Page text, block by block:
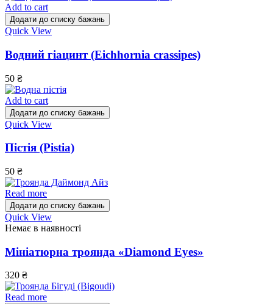
Add to cart
Додати до списку бажань
Quick View
Водний гіацинт (Eichhornia crassipes)
50 ₴
Add to cart
Додати до списку бажань
Quick View
Пістія (Pistia)
50 ₴
Read more
Додати до списку бажань
Quick View
Немає в наявності
Мініатюрна троянда «Diamond Eyes»
320 ₴
Read more